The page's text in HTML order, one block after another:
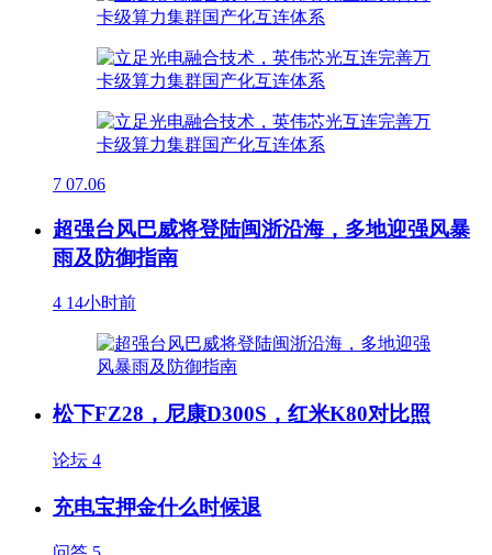
7 07.06
超强台风巴威将登陆闽浙沿海，多地迎强风暴
雨及防御指南
4 14小时前
松下FZ28，尼康D300S，红米K80对比照
论坛 4
充电宝押金什么时候退